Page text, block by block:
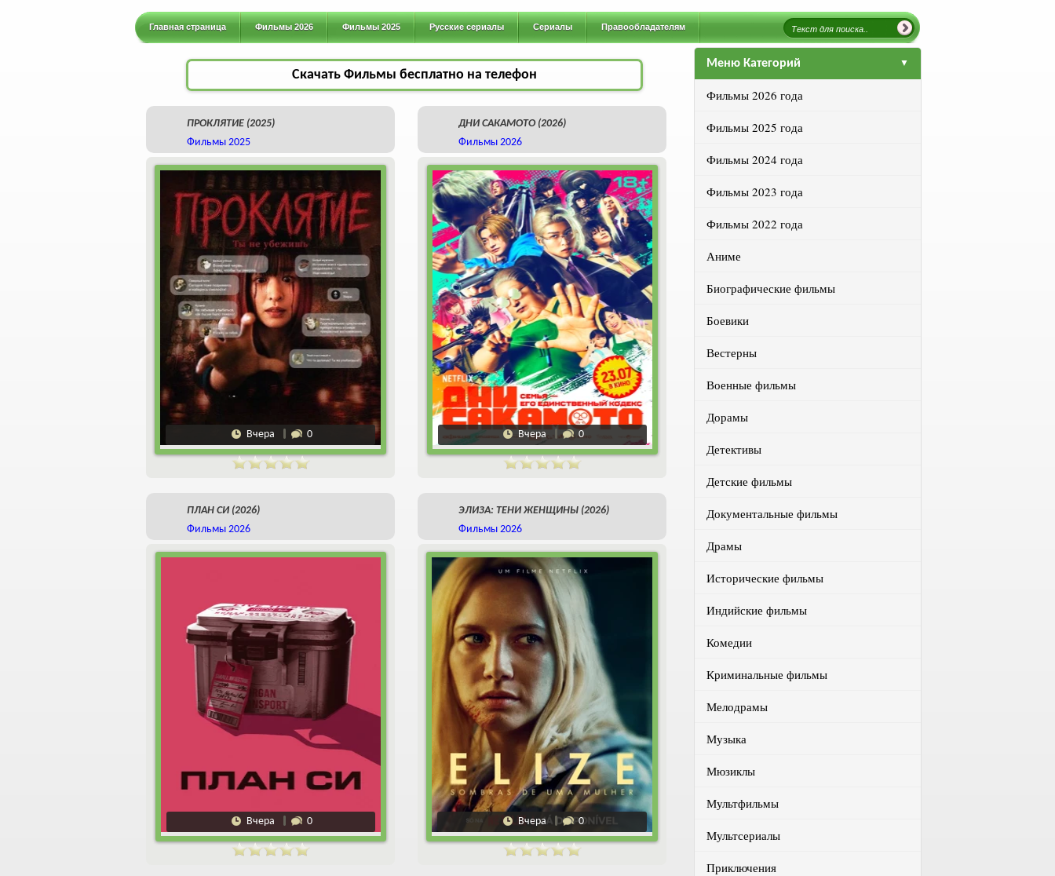
Главная страница Фильмы 2026 Фильмы 2025 Русские сериалы Сериалы Правообладателям
Скачать Фильмы бесплатно на телефон
ПРОКЛЯТИЕ (2025)
Фильмы 2025
Вчера 0
ДНИ САКАМОТО (2026)
Фильмы 2026
Вчера 0
ПЛАН СИ (2026)
Фильмы 2026
Вчера 0
ЭЛИЗА: ТЕНИ ЖЕНЩИНЫ (2026)
Фильмы 2026
Вчера 0
Меню Категорий
Фильмы 2026 года
Фильмы 2025 года
Фильмы 2024 года
Фильмы 2023 года
Фильмы 2022 года
Аниме
Биографические фильмы
Боевики
Вестерны
Военные фильмы
Дорамы
Детективы
Детские фильмы
Документальные фильмы
Драмы
Исторические фильмы
Индийские фильмы
Комедии
Криминальные фильмы
Мелодрамы
Музыка
Мюзиклы
Мультфильмы
Мультсериалы
Приключения